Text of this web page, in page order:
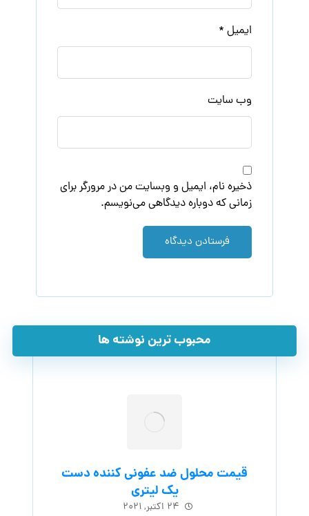
ایمیل *
وب‌ سایت
ذخیره نام، ایمیل و وبسایت من در مرورگر برای
زمانی که دوباره دیدگاهی می‌نویسم.
فرستادن دیدگاه
محبوب ترین نوشته ها
قیمت محلول ضد عفونی کننده دست
یک لیتری
۲۴ اکتبر, ۲۰۲۱